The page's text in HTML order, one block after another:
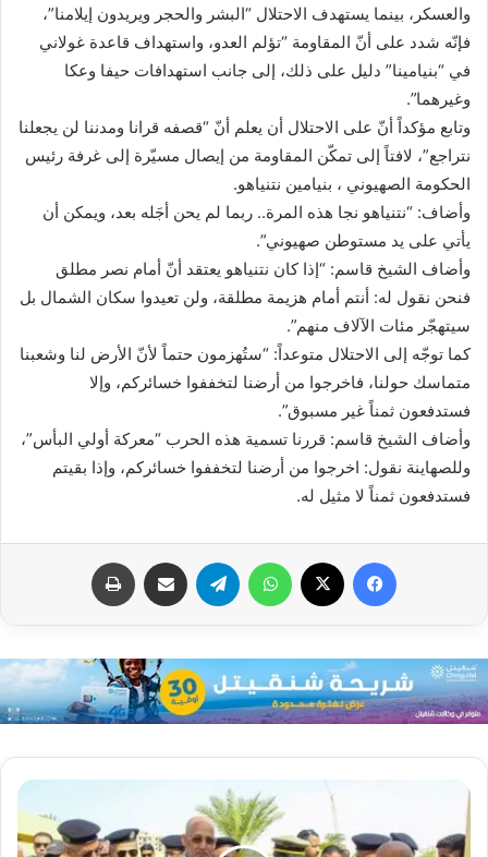
والعسكر، بينما يستهدف الاحتلال “البشر والحجر ويريدون إيلامنا”،
فإنّه شدد على أنّ المقاومة “تؤلم العدو، واستهداف قاعدة غولاني
في “بنيامينا” دليل على ذلك، إلى جانب استهدافات حيفا وعكا
وغيرهما”.
وتابع مؤكداً أنّ على الاحتلال أن يعلم أنّ “قصفه قرانا ومدننا لن يجعلنا
نتراجع”، لافتاً إلى تمكّن المقاومة من إيصال مسيّرة إلى غرفة رئيس
الحكومة الصهيوني ، بنيامين نتنياهو.
وأضاف: “نتنياهو نجا هذه المرة.. ربما لم يحن أجَله بعد، ويمكن أن
يأتي على يد مستوطن صهيوني”.
وأضاف الشيخ قاسم: “إذا كان نتنياهو يعتقد أنّ أمام نصر مطلق
فنحن نقول له: أنتم أمام هزيمة مطلقة، ولن تعيدوا سكان الشمال بل
سيتهجّر مئات الآلاف منهم”.
كما توجّه إلى الاحتلال متوعداً: “ستُهزمون حتماً لأنّ الأرض لنا وشعبنا
متماسك حولنا، فاخرجوا من أرضنا لتخففوا خسائركم، وإلا
فستدفعون ثمناً غير مسبوق”.
وأضاف الشيخ قاسم: قررنا تسمية هذه الحرب “معركة أولي البأس”،
وللصهاينة نقول: اخرجوا من أرضنا لتخففوا خسائركم، وإذا بقيتم
فستدفعون ثمناً لا مثيل له.
فيسبوك واتساب تيلقرام مشاركة عبر البريد